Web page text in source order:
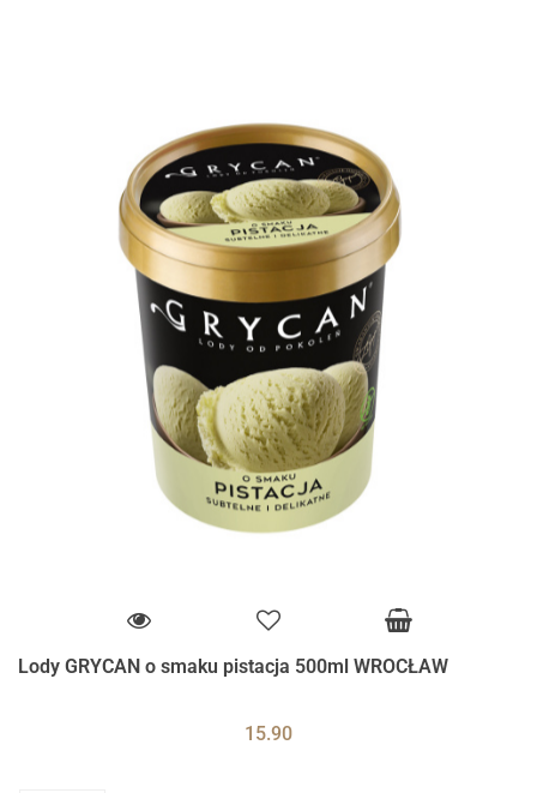
Lody GRYCAN o smaku pistacja 500ml WROCŁAW
15.90